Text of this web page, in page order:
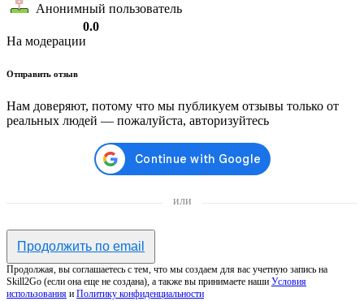
Анонимный пользователь
0.0
На модерации
Отправить отзыв
Нам доверяют, потому что мы публикуем отзывы только от
реальных людей — пожалуйста, авторизуйтесь
или
Продолжить по email
Продолжая, вы соглашаетесь с тем, что мы создаем для вас учетную запись на
Skill2Go (если она еще не создана), а также вы принимаете наши Условия
использования и Политику конфиденциальности